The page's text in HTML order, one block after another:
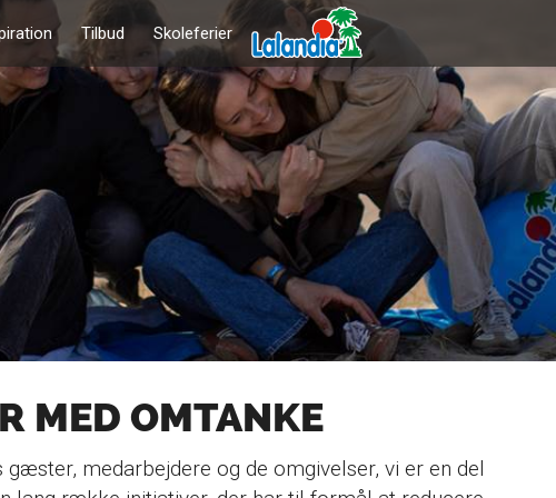
Tilbud Skoleferier
MED OMTANKE
medarbejdere og de omgivelser, vi er en del